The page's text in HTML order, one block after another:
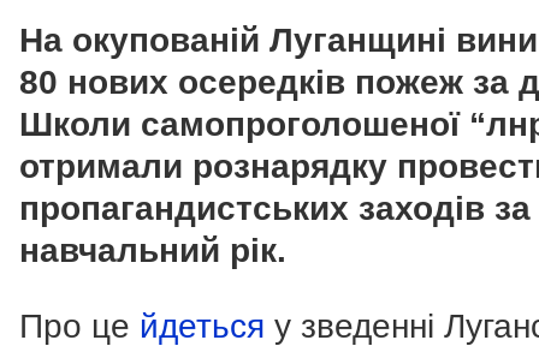
На окупованій Луганщині
80 нових осередків пожеж за
Школи самопроголошеної
отримали рознарядку
пропагандистських заходів за
навчальний рік.
Про це йдеться у зведенні